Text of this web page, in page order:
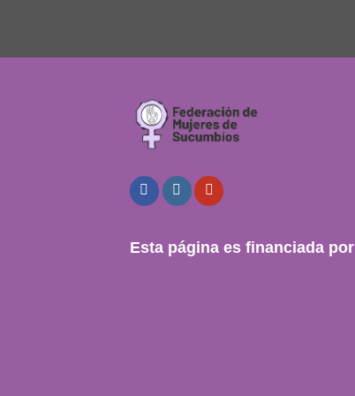
Esta página es financiada por